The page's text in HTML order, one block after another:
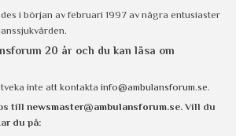
i början av februari 1997 av några entusiaster
20 år och du kan läsa om
inte att kontakta info@ambulansforum.se.
till newsmaster@ambulansforum.se. Vill du
du på: